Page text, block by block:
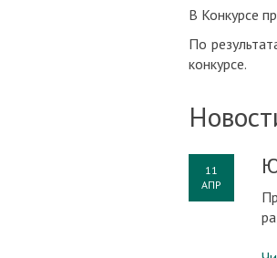
В Конкурсе
По
конкурсе.
11
АПР